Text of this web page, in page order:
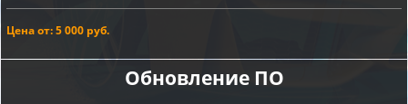
Цена от: 5 000 руб.
Обновление ПО